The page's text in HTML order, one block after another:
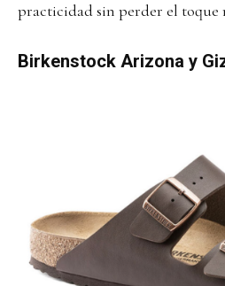
practicidad sin perder el toque
Birkenstock Arizona y